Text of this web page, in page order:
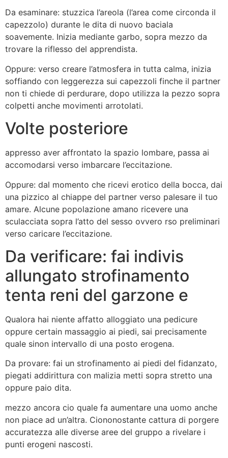
Da esaminare: stuzzica l’areola (l’area come circonda il
capezzolo) durante le dita di nuovo baciala
soavemente. Inizia mediante garbo, sopra mezzo da
trovare la riflesso del apprendista.
Oppure: verso creare l’atmosfera in tutta calma, inizia
soffiando con leggerezza sui capezzoli finche il partner
non ti chiede di perdurare, dopo utilizza la pezzo sopra
colpetti anche movimenti arrotolati.
Volte posteriore
appresso aver affrontato la spazio lombare, passa ai
accomodarsi verso imbarcare l’eccitazione.
Oppure: dal momento che ricevi erotico della bocca, dai
una pizzico al chiappe del partner verso palesare il tuo
amare. Alcune popolazione amano ricevere una
sculacciata sopra l’atto del sesso ovvero rso preliminari
verso caricare l’eccitazione.
Da verificare: fai indivis
allungato strofinamento
tenta reni del garzone e
Qualora hai niente affatto alloggiato una pedicure
oppure certain massaggio ai piedi, sai precisamente
quale sinon intervallo di una posto erogena.
Da provare: fai un strofinamento ai piedi del fidanzato,
piegati addirittura con malizia metti sopra stretto una
oppure paio dita.
mezzo ancora cio quale fa aumentare una uomo anche
non piace ad un’altra. Ciononostante cattura di porgere
accuratezza alle diverse aree del gruppo a rivelare i
punti erogeni nascosti.